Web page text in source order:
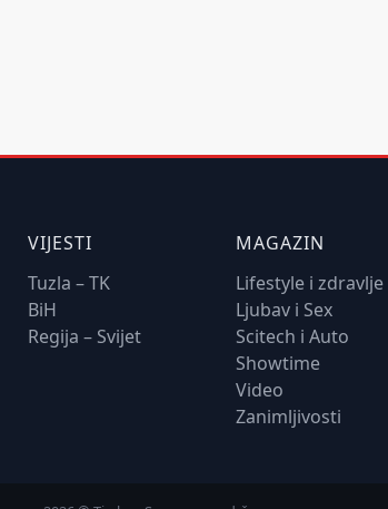
VIJESTI
Tuzla – TK
BiH
Regija – Svijet
MAGAZIN
Lifestyle i zdravlje
Ljubav i Sex
Scitech i Auto
Showtime
Video
Zanimljivosti